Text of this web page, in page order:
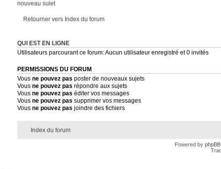
nouveau sujet
Retourner vers Index du forum
QUI EST EN LIGNE
Utilisateurs parcourant ce forum: Aucun utilisateur enregistré et 0 invités
PERMISSIONS DU FORUM
Vous ne pouvez pas poster de nouveaux sujets
Vous ne pouvez pas répondre aux sujets
Vous ne pouvez pas éditer vos messages
Vous ne pouvez pas supprimer vos messages
Vous ne pouvez pas joindre des fichiers
Index du forum
Powered by phpBB